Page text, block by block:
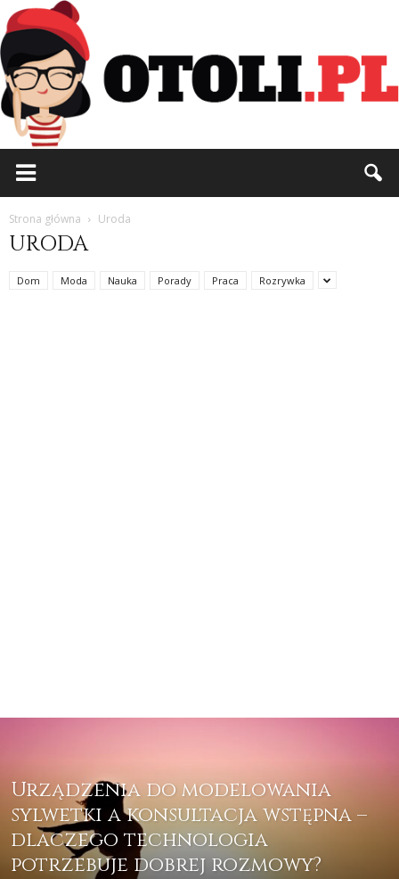
Strona główna Uroda
URODA
Dom Moda Nauka Porady Praca Rozrywka
Urządzenia do modelowania
sylwetki a konsultacja wstępna –
dlaczego technologia
potrzebuje dobrej rozmowy?